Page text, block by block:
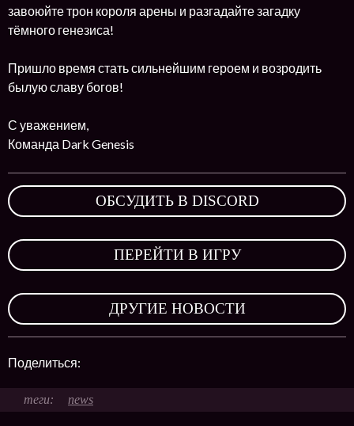
завоюйте трон короля арены и разгадайте загадку
тёмного генезиса!
Пришло время стать сильнейшим героем и возродить
былую славу богов!
С уважением,
Команда Dark Genesis
ОБСУДИТЬ В DISCORD
ПЕРЕЙТИ В ИГРУ
ДРУГИЕ НОВОСТИ
Поделиться:
news